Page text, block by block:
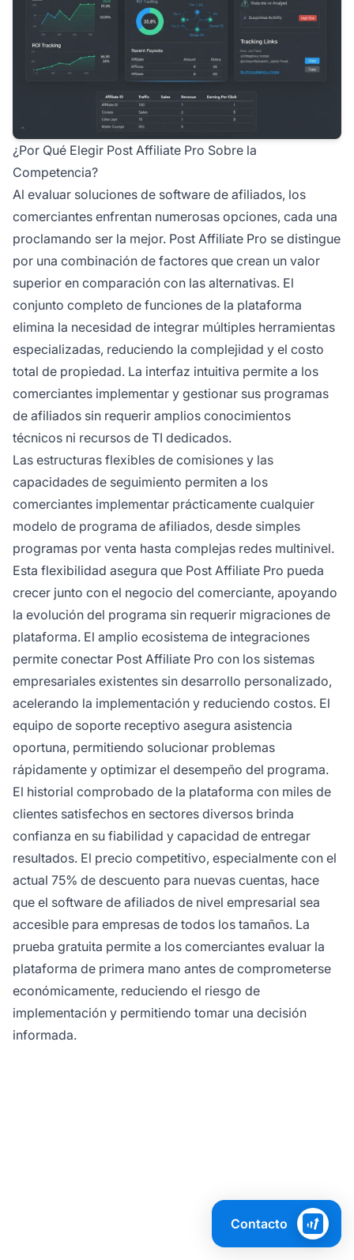
¿Por Qué Elegir Post Affiliate Pro Sobre la
Competencia?
Al evaluar soluciones de software de afiliados, los
comerciantes enfrentan numerosas opciones, cada una
proclamando ser la mejor. Post Affiliate Pro se distingue
por una combinación de factores que crean un valor
superior en comparación con las alternativas. El
conjunto completo de funciones de la plataforma
elimina la necesidad de integrar múltiples herramientas
especializadas, reduciendo la complejidad y el costo
total de propiedad. La interfaz intuitiva permite a los
comerciantes implementar y gestionar sus programas
de afiliados sin requerir amplios conocimientos
técnicos ni recursos de TI dedicados.
Las estructuras flexibles de comisiones y las
capacidades de seguimiento permiten a los
comerciantes implementar prácticamente cualquier
modelo de programa de afiliados, desde simples
programas por venta hasta complejas redes multinivel.
Esta flexibilidad asegura que Post Affiliate Pro pueda
crecer junto con el negocio del comerciante, apoyando
la evolución del programa sin requerir migraciones de
plataforma. El amplio ecosistema de integraciones
permite conectar Post Affiliate Pro con los sistemas
empresariales existentes sin desarrollo personalizado,
acelerando la implementación y reduciendo costos. El
equipo de soporte receptivo asegura asistencia
oportuna, permitiendo solucionar problemas
rápidamente y optimizar el desempeño del programa.
El historial comprobado de la plataforma con miles de
clientes satisfechos en sectores diversos brinda
confianza en su fiabilidad y capacidad de entregar
resultados. El precio competitivo, especialmente con el
actual 75% de descuento para nuevas cuentas, hace
que el software de afiliados de nivel empresarial sea
accesible para empresas de todos los tamaños. La
prueba gratuita permite a los comerciantes evaluar la
plataforma de primera mano antes de comprometerse
económicamente, reduciendo el riesgo de
implementación y permitiendo tomar una decisión
informada.
¿Listo para liderar su
programa de afiliados?
Contacto